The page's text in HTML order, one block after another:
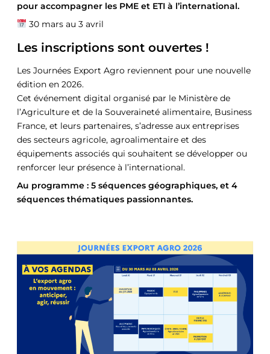
pour accompagner les PME et ETI à l’international.
30 mars au 3 avril
Les inscriptions sont ouvertes !
Les Journées Export Agro reviennent pour une nouvelle
édition en 2026.
Cet événement digital organisé par le Ministère de
l’Agriculture et de la Souveraineté alimentaire, Business
France, et leurs partenaires, s’adresse aux entreprises
des secteurs agricole, agroalimentaire et des
équipements associés qui souhaitent se développer ou
renforcer leur présence à l’international.
Au programme : 5 séquences géographiques, et 4
séquences thématiques passionnantes.